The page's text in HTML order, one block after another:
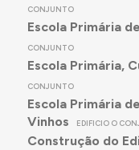
CONJUNTO
Escola Primária
CONJUNTO
Escola Primária,
CONJUNTO
Escola Primária
Vinhos
EDIFICIO O
Construção do